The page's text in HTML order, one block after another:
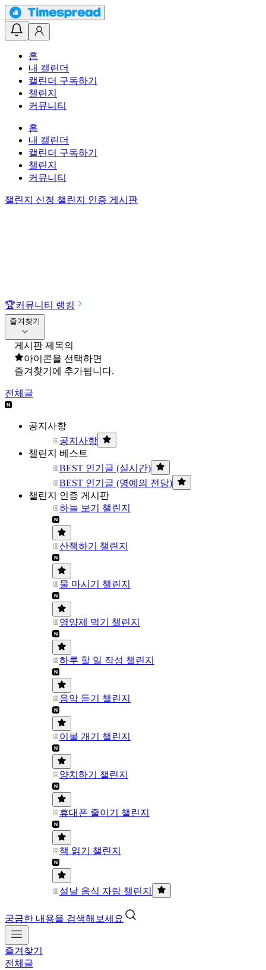
홈
내 캘린더
캘린더 구독하기
챌린지
커뮤니티
홈
내 캘린더
캘린더 구독하기
챌린지
커뮤니티
챌린지 신청 챌린지 인증 게시판
🏆커뮤니티 랭킹
즐겨찾기
게시판 제목의
아이콘을 선택하면
즐겨찾기에 추가됩니다.
전체글
공지사항
공지사항
챌린지 베스트
BEST 인기글 (실시간)
BEST 인기글 (명예의 전당)
챌린지 인증 게시판
하늘 보기 챌린지
산책하기 챌린지
물 마시기 챌린지
영양제 먹기 챌린지
하루 할 일 작성 챌린지
음악 듣기 챌린지
이불 개기 챌린지
양치하기 챌린지
휴대폰 줄이기 챌린지
책 읽기 챌린지
설날 음식 자랑 챌린지
궁금한 내용을 검색해보세요
즐겨찾기
전체글